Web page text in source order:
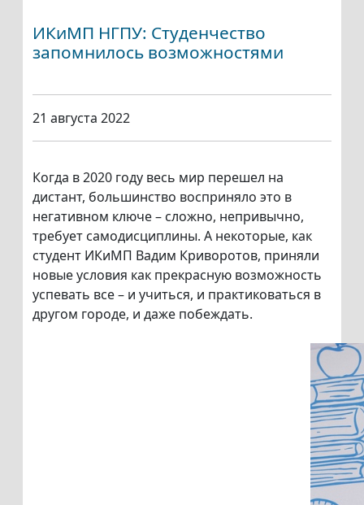
ИКиМП НГПУ: Студенчество
запомнилось возможностями
21 августа 2022
Когда в 2020 году весь мир перешел на
дистант, большинство восприняло это в
негативном ключе – сложно, непривычно,
требует самодисциплины. А некоторые, как
студент ИКиМП Вадим Криворотов, приняли
новые условия как прекрасную возможность
успевать все – и учиться, и практиковаться в
другом городе, и даже побеждать.